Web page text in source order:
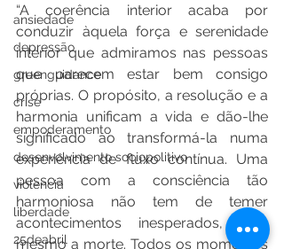
ansiedade
depressão
greenguidance
crise
empoderamento
desenvolvimento sociopolitivo
violencia
liberdade
25deabril
“A coerência interior acaba por
conduzir àquela força e serenidade
interior que admiramos nas pessoas
que parecem estar bem consigo
próprias. O propósito, a resolução e a
harmonia unificam a vida e dão-lhe
significado ao transformá-la numa
experiência de fluxo contínua. Uma
pessoa com a consciência tão
harmoniosa não tem de temer
acontecimentos inesperados, nem
mesmo a morte. Todos os momentos